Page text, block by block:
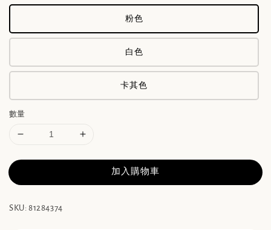
粉色
白色
卡其色
數量
加入購物車
SKU: 81284374